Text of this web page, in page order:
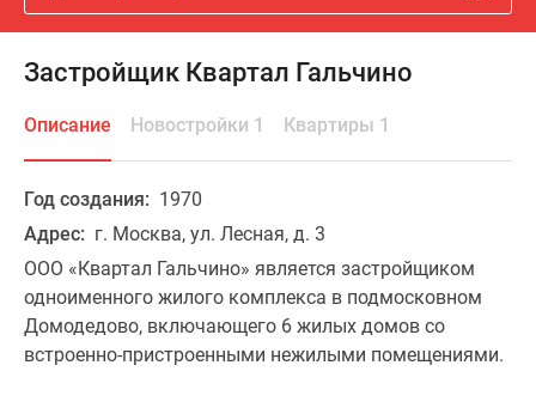
Застройщик Квартал Гальчино
Описание Новостройки 1 Квартиры 1
Год создания: 1970
Адрес: г. Москва, ул. Лесная, д. 3
ООО «Квартал Гальчино» является застройщиком
одноименного жилого комплекса в подмосковном
Домодедово, включающего 6 жилых домов со
встроенно-пристроенными нежилыми помещениями.